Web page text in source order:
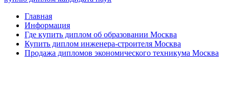
Главная
Информация
Где купить диплом об образовании Москва
Купить диплом инженера-строителя Москва
Продажа дипломов экономического техникума Москва